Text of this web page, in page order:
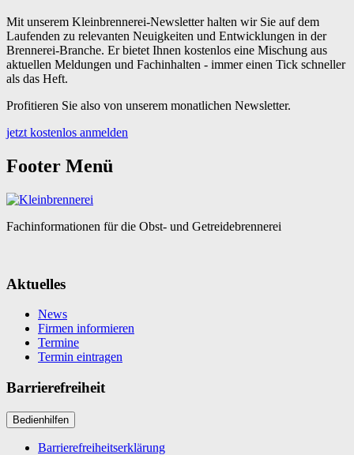
Mit unserem Kleinbrennerei-Newsletter halten wir Sie auf dem
Laufenden zu relevanten Neuigkeiten und Entwicklungen in der
Brennerei-Branche. Er bietet Ihnen kostenlos eine Mischung aus
aktuellen Meldungen und Fachinhalten - immer einen Tick schneller
als das Heft.
Profitieren Sie also von unserem monatlichen Newsletter.
jetzt kostenlos anmelden
Footer Menü
Fachinformationen für die Obst- und Getreidebrennerei
Aktuelles
News
Firmen informieren
Termine
Termin eintragen
Barrierefreiheit
Bedienhilfen
Barrierefreiheitserklärung